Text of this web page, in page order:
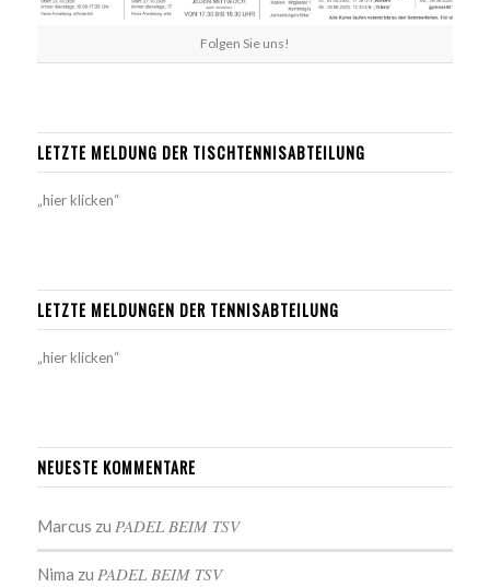
Folgen Sie uns!
LETZTE MELDUNG DER TISCHTENNISABTEILUNG
„hier klicken“
LETZTE MELDUNGEN DER TENNISABTEILUNG
„hier klicken“
NEUESTE KOMMENTARE
Marcus zu PADEL BEIM TSV
Nima zu PADEL BEIM TSV